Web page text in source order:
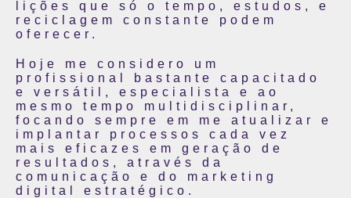
lições que só o tempo, estudos, e
reciclagem constante podem
oferecer.
Hoje me considero um
profissional bastante capacitado
e versátil, especialista e ao
mesmo tempo multidisciplinar,
focando sempre em me atualizar e
implantar processos cada vez
mais eficazes em geração de
resultados, através da
comunicação e do marketing
digital estratégico.